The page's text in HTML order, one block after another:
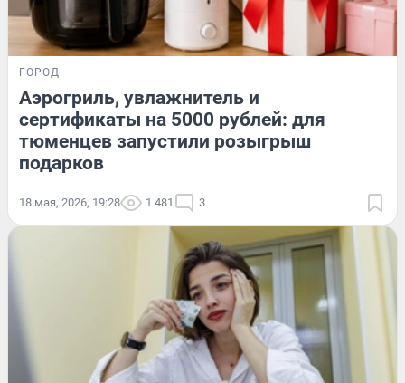
ГОРОД
Аэрогриль, увлажнитель и
сертификаты на 5000 рублей: для
тюменцев запустили розыгрыш
подарков
18 мая, 2026, 19:28 1 481 3